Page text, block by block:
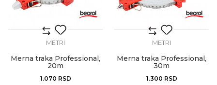
METRI
Merna traka Professional,
20m
1.070 RSD
METRI
Merna traka Professional,
30m
1.300 RSD